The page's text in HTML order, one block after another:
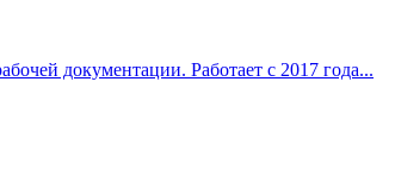
документации. Работает с 2017 года...